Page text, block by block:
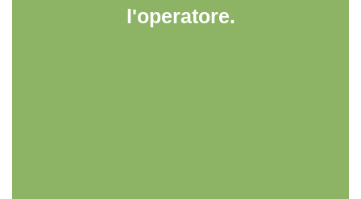
l'operatore.